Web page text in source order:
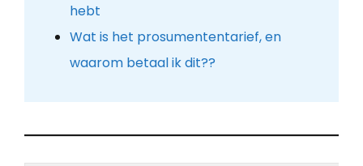
hebt
Wat is het prosumententarief, en
waarom betaal ik dit??